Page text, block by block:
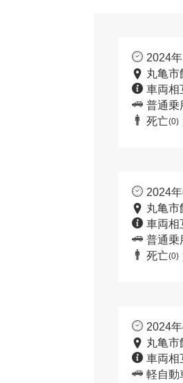
2024
丸亀市
車両相
普通乗
死亡(0)
2024
丸亀市
車両相
普通乗
死亡(0)
2024
丸亀市
車両相
軽自動